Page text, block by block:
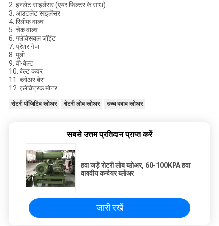
2. इनलेट साइलेंसर (एयर फिल्टर के साथ)
3. आउटलेट साइलेंसर
4. रिलीफ वाल्व
5. चेक वाल्व
6. फ्लेक्सिबल जॉइंट
7. प्रेशर गेज
8. पुली
9. वी-बेल्ट
10. बेल्ट कवर
11. ब्लोअर बेस
12. इलेक्ट्रिक मोटर
रोटरी पॉजिटिव ब्लोअर रोटरी लोब ब्लोअर उच्च दबाव ब्लोअर
सबसे उत्तम प्रतिदान प्राप्त करें
हवा जड़ें रोटरी लोब ब्लोअर, 60-100KPA हवा
वायवीय कन्वेयर ब्लोअर
जारी रखें